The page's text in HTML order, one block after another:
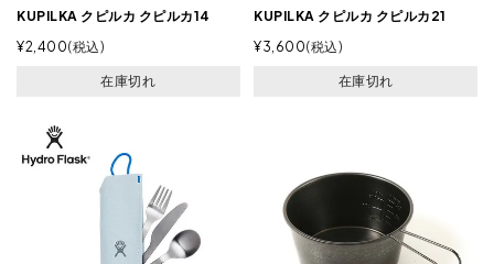
KUPILKA クピルカ クピルカ14
¥2,400 税込
在庫切れ
KUPILKA クピルカ クピルカ21
¥3,600 税込
在庫切れ